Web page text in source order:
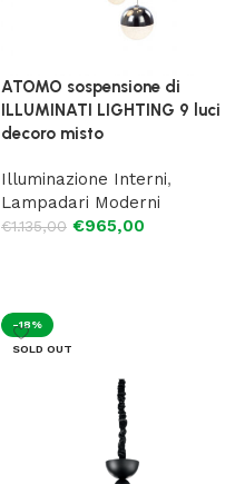
ATOMO sospensione di
ILLUMINATI LIGHTING 9 luci
decoro misto
Illuminazione Interni,
Lampadari Moderni
€1.135,00 €965,00
-18%
SOLD OUT